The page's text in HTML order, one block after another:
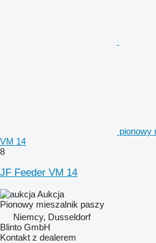
pionowy
VM 14
8
JF Feeder VM 14
Aukcja
Pionowy mieszalnik paszy
Niemcy, Dusseldorf
Blinto GmbH
Kontakt z dealerem